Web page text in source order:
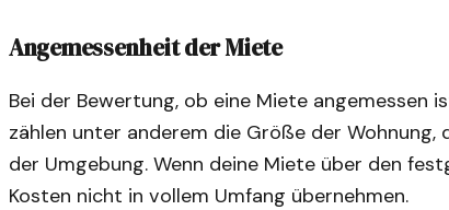
Angemessenheit der Miete
Bei der Bewertung, ob eine Miete angemessen
zählen unter anderem die Größe der
der Umgebung. Wenn deine Miete über den
Kosten nicht in vollem Umfang übernehmen.